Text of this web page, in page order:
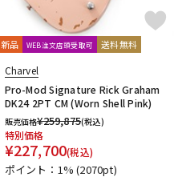
新品 WEB注文店頭受取可 送料無料
Charvel
Pro-Mod Signature Rick Graham
DK24 2PT CM (Worn Shell Pink)
販売価格¥259,875(税込)
特別価格
¥227,700(税込)
ポイント：1%(2070pt)